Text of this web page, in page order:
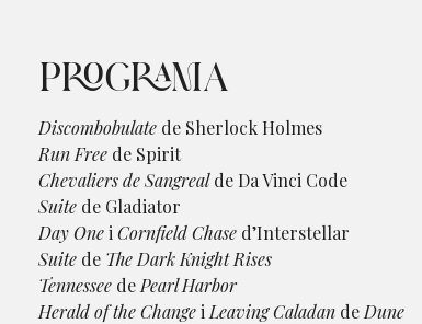
PROGRAMA
Discombobulate de Sherlock Holmes
Run Free de Spirit
Chevaliers de Sangrealde Da Vinci Code
Suite de Gladiator
Day Onei Cornfield Chase d’Interstellar
Suite de The Dark Knight Rises
Tennessee de Pearl Harbor
Herald of the Changei Leaving Caladan de Dune